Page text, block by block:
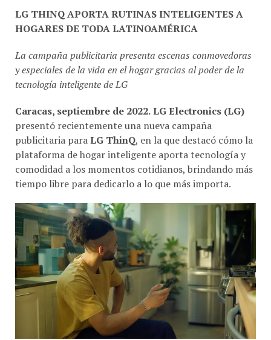
LG THINQ APORTA RUTINAS INTELIGENTES A
HOGARES DE TODA LATINOAMÉRICA
La campaña publicitaria presenta escenas conmovedoras
y especiales de la vida en el hogar gracias al poder de la
tecnología inteligente de LG
Caracas, septiembre de 2022. LG Electronics (LG)
presentó recientemente una nueva campaña
publicitaria paraLG ThinQ, en la que destacó cómo la
plataforma de hogar inteligente aporta tecnología y
comodidad a los momentos cotidianos, brindando más
tiempo libre para dedicarlo a lo que más importa.